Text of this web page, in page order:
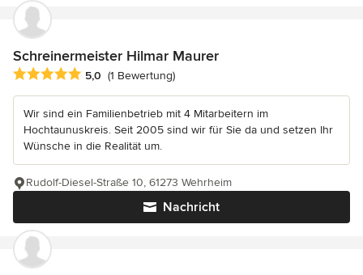
Schreinermeister Hilmar Maurer
Durchschnittliche Bewertung: 5 von 5 Sternen
5,0 (1 Bewertung)
Wir sind ein Familienbetrieb mit 4 Mitarbeitern im
Hochtaunuskreis. Seit 2005 sind wir für Sie da und setzen Ihr
Wünsche in die Realität um.
Nachricht
Rudolf-Diesel-Straße 10, 61273 Wehrheim